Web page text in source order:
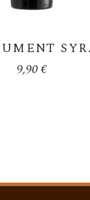
9,90€